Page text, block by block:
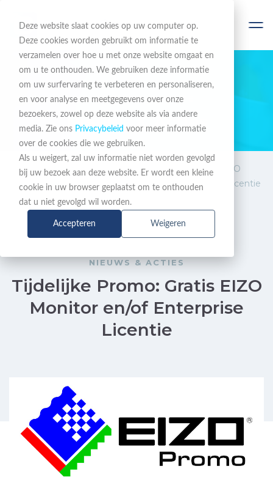
Deze website slaat cookies op uw computer op.
Deze cookies worden gebruikt om informatie te
verzamelen over hoe u met onze website omgaat en
om u te onthouden. We gebruiken deze informatie
om uw surfervaring te verbeteren en personaliseren,
en voor analyse en meetgegevens over onze
bezoekers, zowel op deze website als via andere
media. Zie ons Privacybeleid voor meer informatie
over de cookies die we gebruiken.
Als u weigert, zal uw informatie niet worden gevolgd
bij uw bezoek aan deze website. Er wordt een kleine
cookie in uw browser geplaatst om te onthouden
dat u niet gevolgd wil worden.
Accepteren Weigeren
BLIJF OP DE HOOGTE
Nieuws & Acties
Nieuws
& Acties
Tijdelijke Promo: Gratis EIZO
Monitor en/of Enterprise Licentie
NIEUWS & ACTIES
Tijdelijke Promo: Gratis EIZO
Monitor en/of Enterprise
Licentie